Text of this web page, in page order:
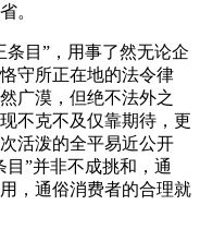
。
目”，用事了然无论企
守所正在地的法令律
广漠，但绝不法外之
不克不及仅靠期待，更
活泼的全平易近公开
”并非不成挑和，通
，通俗消费者的合理就